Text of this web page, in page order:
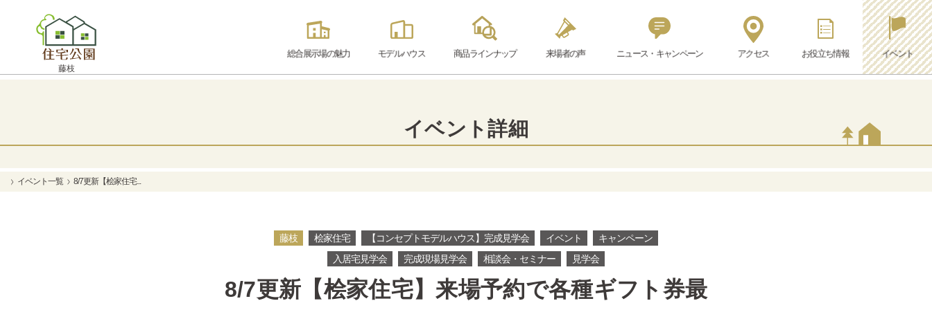
藤枝
総合展示場の魅力 モデルハウス 商品ラインナップ 来場者の声 ニュース・キャンペーン アクセス お役立ち情報 イベント
イベント詳細
イベント一覧 8/7更新【桧家住宅...
藤枝 桧家住宅 【コンセプトモデルハウス】完成見学会 イベント
キャンペーン
入居宅見学会
完成現場見学会 相談会・セミナー 見学会
8/7更新【桧家住宅】来場予約で各種ギフト券最